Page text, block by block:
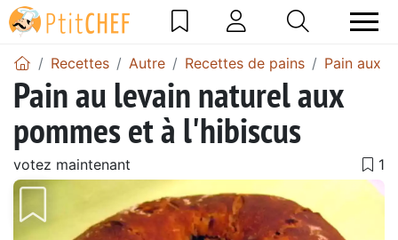
Recettes Autre Recettes de pains Pain aux
Pain au levain naturel aux
pommes et à l'hibiscus
votez maintenant